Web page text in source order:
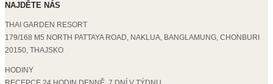
NAJDĚTE NÁS
THAI GARDEN RESORT
179/168 M5 NORTH PATTAYA ROAD, NAKLUA, BANGLAMUNG, CHONBURI
20150, THAJSKO
HODINY